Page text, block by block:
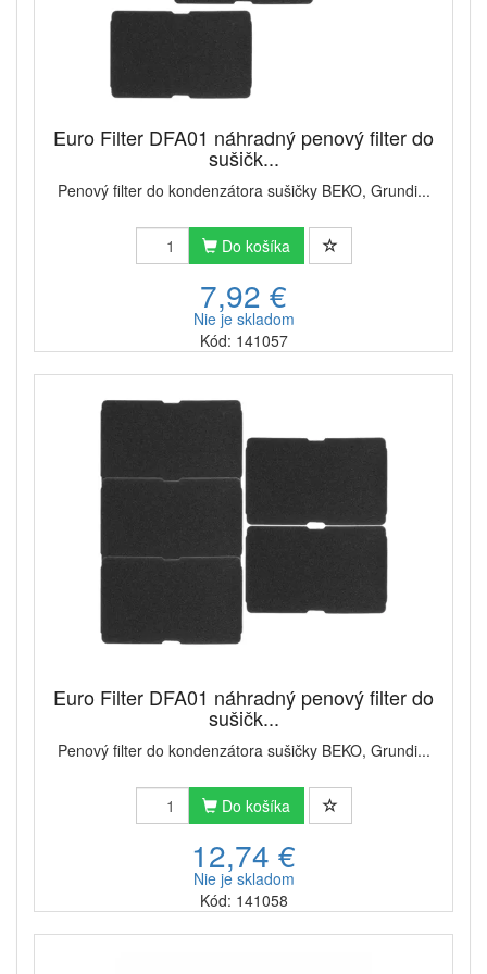
Euro Filter DFA01 náhradný penový filter do
sušičk...
Penový filter do kondenzátora sušičky BEKO, Grundi...
Do košíka
7,92 €
Nie je skladom
Kód: 141057
Euro Filter DFA01 náhradný penový filter do
sušičk...
Penový filter do kondenzátora sušičky BEKO, Grundi...
Do košíka
12,74 €
Nie je skladom
Kód: 141058